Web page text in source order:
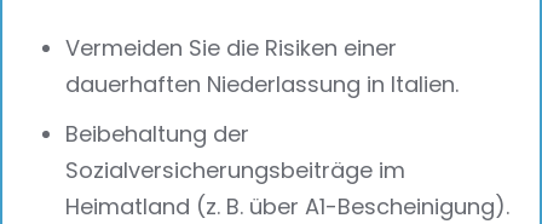
Vermeiden Sie die Risiken einer
dauerhaften Niederlassung in Italien.
Beibehaltung der
Sozialversicherungsbeiträge im
Heimatland (z. B. über A1-Bescheinigung).